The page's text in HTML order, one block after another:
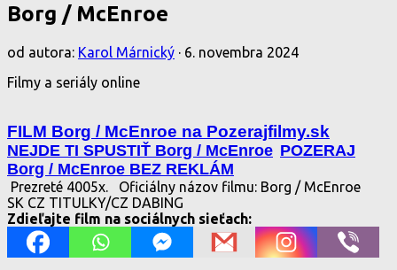
Borg / McEnroe
od autora: Karol Márnický · 6. novembra 2024
Filmy a seriály online
FILM Borg / McEnroe na Pozerajfilmy.sk
NEJDE TI SPUSTIŤ Borg / McEnroe POZERAJ
Borg / McEnroe BEZ REKLÁM
Prezreté 4005x.
Oficiálny názov filmu: Borg / McEnroe
SK CZ TITULKY/CZ DABING
Zdieľajte film na sociálnych sieťach: